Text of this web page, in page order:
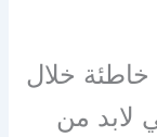
خلال
لابد من